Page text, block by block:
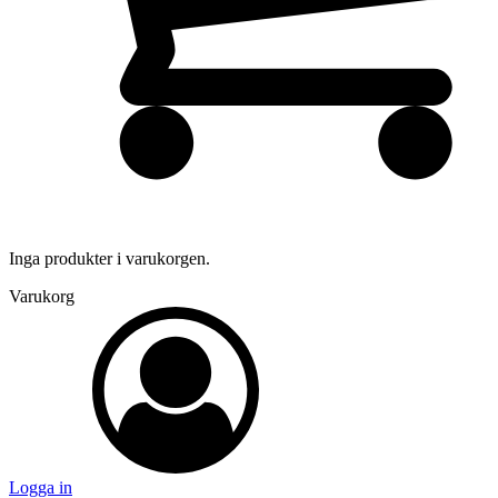
Inga produkter i varukorgen.
Varukorg
Logga in